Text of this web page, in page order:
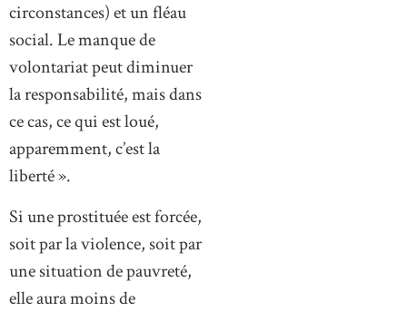
circonstances) et un fléau
social. Le manque de
volontariat peut diminuer
la responsabilité, mais dans
ce cas, ce qui est loué,
apparemment, c’est la
liberté ».
Si une prostituée est forcée,
soit par la violence, soit par
une situation de pauvreté,
elle aura moins de